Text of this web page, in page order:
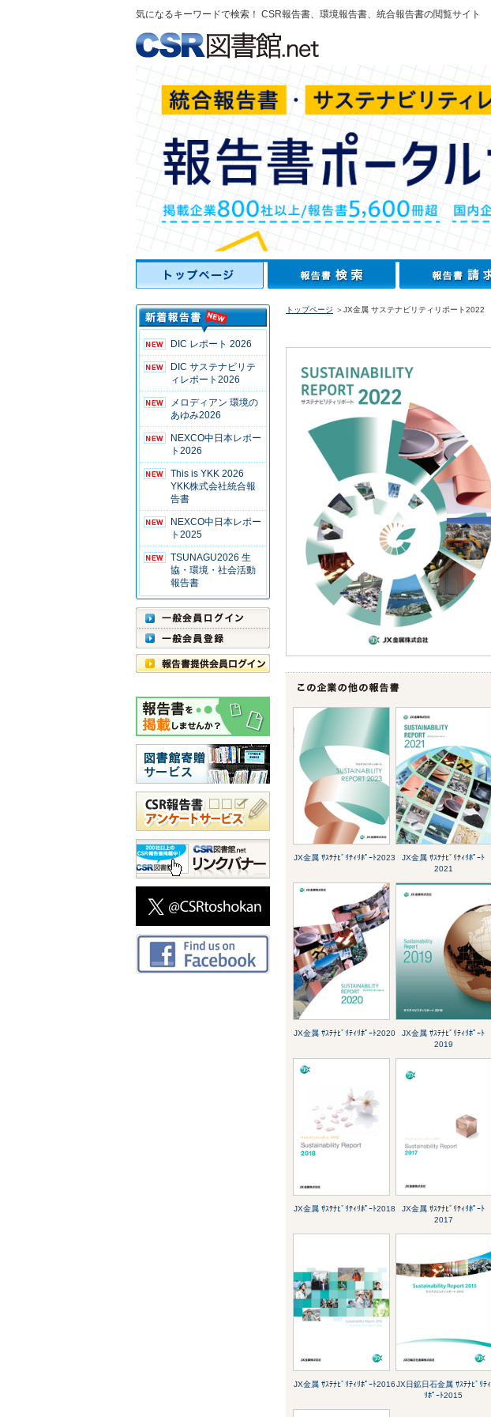
気になるキーワードで検索！ CSR報告書、環境報告書、統合報告書の閲覧サイト
DIC レポート 2026
DIC サステナビリテ
ィレポート2026
メロディアン 環境の
あゆみ2026
NEXCO中日本レポー
ト2026
This is YKK 2026
YKK株式会社統合報
告書
NEXCO中日本レポー
ト2025
TSUNAGU2026 生
協・環境・社会活動
報告書
トップページ ＞JX金属 サステナビリティリポート2022
JX金属 ｻｽﾃﾅﾋﾞﾘﾃｨﾘﾎﾟｰﾄ2023
JX金属 ｻｽﾃﾅﾋﾞﾘﾃｨﾘﾎﾟｰﾄ
2021
JX金属 ｻｽﾃﾅﾋﾞﾘﾃｨﾘﾎﾟｰﾄ2020
JX金属 ｻｽﾃﾅﾋﾞﾘﾃｨﾘﾎﾟｰﾄ
2019
JX金属 ｻｽﾃﾅﾋﾞﾘﾃｨﾘﾎﾟｰﾄ2018
JX金属 ｻｽﾃﾅﾋﾞﾘﾃｨﾘﾎﾟｰﾄ
2017
JX金属 ｻｽﾃﾅﾋﾞﾘﾃｨﾘﾎﾟｰﾄ2016JX日鉱日石金属 ｻｽﾃﾅﾋﾞﾘﾃｨ
ﾘﾎﾟｰﾄ2015